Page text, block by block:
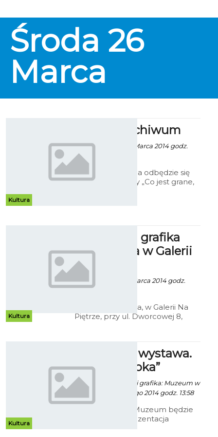
sztuce walki - Jiu Jitsu. Trenować
może każdy, wystarczy, że ma
skończone 13 lat. Na treningach,
również mile widziane są panie,
przygotowane specjalne zajęcia.
Treningi prowadzą Kornel
Zapadka i Mariusz Szczerek
Środa 26
Marca
Kultura
Teatr w Archiwum
Robert Kuliński - 11 Marca 2014 godz.
17:30
W środę, 19 marca odbędzie się
otwarcie wystawy „Co jest grane,
Kultura
Unikatowa grafika
artystyczna w Galerii
Na Piętrze
Robert Kuliński - 1 Marca 2014 godz.
14:57
W piątek, 7 marca, w Galerii Na
Piętrze, przy ul. Dworcowej 8,
Kultura
„Po prostu wystawa.
Andrzej Szoka”
Paweł Kaczor / info. i grafika: Muzeum w
Koszalinie - 28 Lutego 2014 godz. 13:58
W koszalińskim Muzeum będzie
mieć miejsce prezentacja